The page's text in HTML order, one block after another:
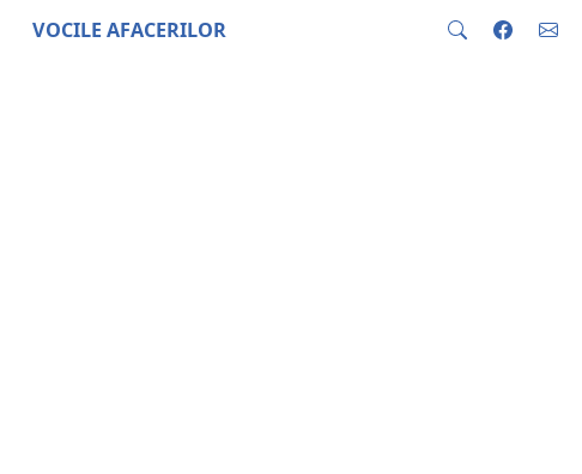
VOCILE AFACERILOR